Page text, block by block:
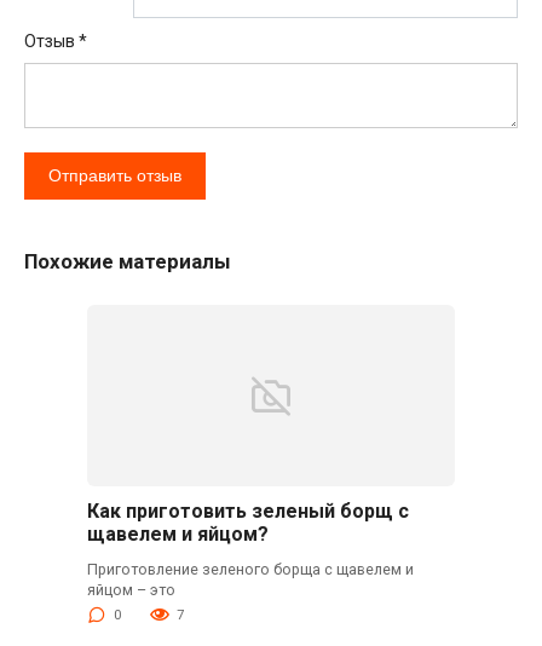
Отзыв *
Похожие материалы
Как приготовить зеленый борщ с
щавелем и яйцом?
Приготовление зеленого борща с щавелем и
яйцом – это
0 7